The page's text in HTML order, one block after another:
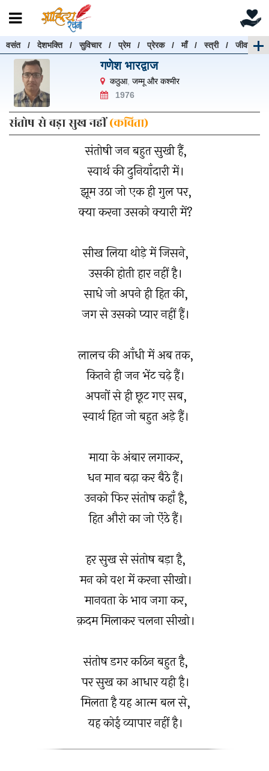
वसंत/देशभक्ति/सुविचार/प्रेम/प्रेरक/माँ/स्त्री/जीवन
गणेश भारद्वाज
कठुआ, जम्मू और कश्मीर
1976
संतोष से बड़ा सुख नहीं(कविता)
संतोषी जन बहुत सुखी हैं,
स्वार्थ की दुनियाँदारी में।
झूम उठा जो एक ही गुल पर,
क्या करना उसको क्यारी में?
सीख लिया थोड़े में जिसने,
उसकी होती हार नहीं है।
साधे जो अपने ही हित की,
जग से उसको प्यार नहीं हैं।
लालच की आँधी में अब तक,
कितने ही जन भेंट चढ़े हैं।
अपनों से ही छूट गए सब,
स्वार्थ हित जो बहुत अड़े हैं।
माया के अंबार लगाकर,
धन मान बढ़ा कर बैठे हैं।
उनको फिर संतोष कहाँ है,
हित औरो का जो ऐंठे हैं।
हर सुख से संतोष बड़ा है,
मन को वश में करना सीखो।
मानवता के भाव जगा कर,
क़दम मिलाकर चलना सीखो।
संतोष डगर कठिन बहुत है,
पर सुख का आधार यही है।
मिलता है यह आत्म बल से,
यह कोई व्यापार नहीं है।
रचनाएँ खोजें
रचनाएँ खोजने के लिए नीचे दी गई बॉक्स में हिन्दी में लिखें और
"खोजें" बटन पर क्लिक करें
खोजें